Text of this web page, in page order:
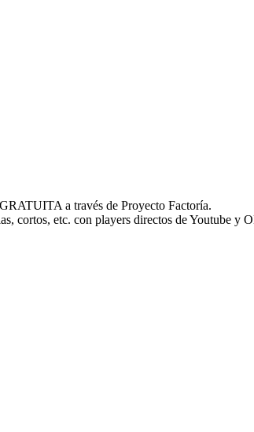
a través de Proyecto Factoría.
cortos, etc. con players directos de Youtube y